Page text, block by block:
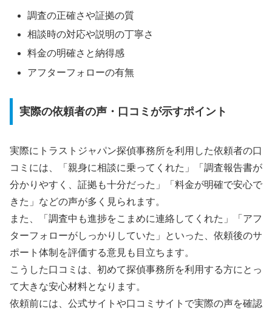
調査の正確さや証拠の質
相談時の対応や説明の丁寧さ
料金の明確さと納得感
アフターフォローの有無
実際の依頼者の声・口コミが示すポイント
実際にトラストジャパン探偵事務所を利用した依頼者の口
コミには、「親身に相談に乗ってくれた」「調査報告書が
分かりやすく、証拠も十分だった」「料金が明確で安心で
きた」などの声が多く見られます。
また、「調査中も進捗をこまめに連絡してくれた」「アフ
ターフォローがしっかりしていた」といった、依頼後のサ
ポート体制を評価する意見も目立ちます。
こうした口コミは、初めて探偵事務所を利用する方にとっ
て大きな安心材料となります。
依頼前には、公式サイトや口コミサイトで実際の声を確認